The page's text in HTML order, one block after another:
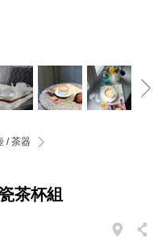
/ 茶器
茶杯組